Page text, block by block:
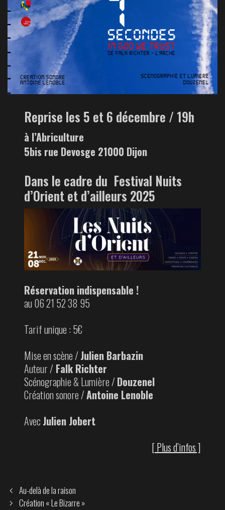
Reprise les 5 et 6 décembre / 19h
à l’Abriculture
5bis rue Devosge 21000 Dijon
Dans le cadre du Festival Nuits
d’Orient et d’ailleurs 2025
Réservation indispensable !
au 06 21 52 38 95
Tarif unique : 5€
Mise en scène /Julien Barbazin
Auteur / Falk Richter
Scénographie & Lumière /Douzenel
Création sonore /Antoine Lenoble
Avec Julien Jobert
[ Plus d’infos ]
Post
navigation
Au-delà de la raison
Création « Le Bizarre »